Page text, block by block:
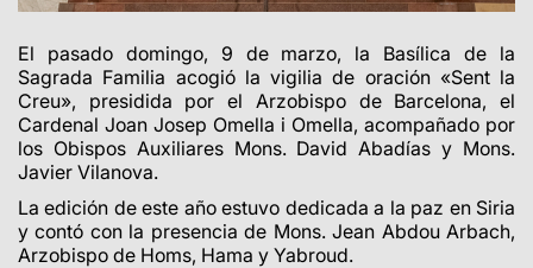
El pasado domingo, 9 de marzo, la Basílica de la
Sagrada Familia acogió la vigilia de oración «Sent la
Creu», presidida por el Arzobispo de Barcelona, el
Cardenal Joan Josep Omella i Omella, acompañado por
los Obispos Auxiliares Mons. David Abadías y Mons.
Javier Vilanova.
La edición de este año estuvo dedicada a la paz en Siria
y contó con la presencia de Mons. Jean Abdou Arbach,
Arzobispo de Homs, Hama y Yabroud.